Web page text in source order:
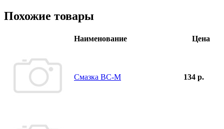
Похожие товары
Наименование Цена
Смазка ВС-М 134 р.